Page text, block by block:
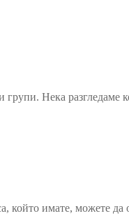
Нека разгледаме
който имате, можете